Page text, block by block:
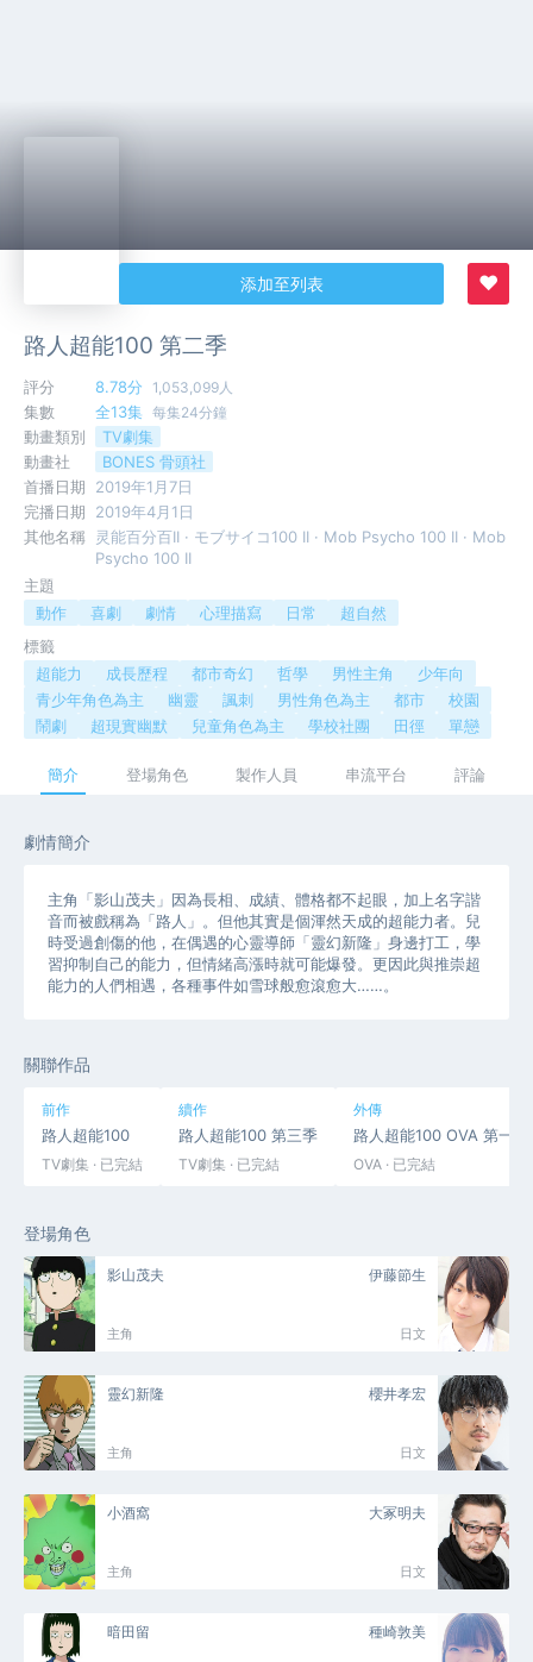
添加至列表 ♥
路人超能100 第二季
評分 8.78分 1,053,099人
集數 全13集 每集24分鐘
動畫類別
TV劇集
動畫社
BONES 骨頭社
首播日期
2019年1月7日
完播日期
2019年4月1日
其他名稱
灵能百分百II · モブサイコ100 II · Mob Psycho 100 II · Mob
Psycho 100 II
主題
動作
喜劇 劇情 心理描寫 日常
超自然
標籤
超能力
成長歷程 都市奇幻 哲學 男性主角
少年向
青少年角色為主
幽靈 諷刺 男性角色為主 都市
校園
鬧劇
超現實幽默 兒童角色為主 學校社團 田徑 單戀
簡介 登場角色 製作人員 串流平台 評論
劇情簡介
主角「影山茂夫」因為長相、成績、體格都不起眼，加上名字諧
音而被戲稱為「路人」。但他其實是個渾然天成的超能力者。兒
時受過創傷的他，在偶遇的心靈導師「靈幻新隆」身邊打工，學
習抑制自己的能力，但情緒高漲時就可能爆發。更因此與推崇超
能力的人們相遇，各種事件如雪球般愈滾愈大……。
關聯作品
前作
路人超能100
TV劇集 · 已完結
續作
路人超能100 第三季
TV劇集 · 已完結
外傳
路人超能100 OVA 第一
OVA · 已完結
登場角色
影山茂夫 伊藤節生
主角 日文
靈幻新隆 櫻井孝宏
主角 日文
小酒窩 大冢明夫
主角 日文
暗田留 種崎敦美